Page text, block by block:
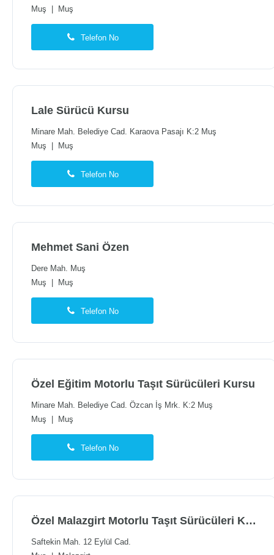
Muş
Muş
Telefon No
Lale Sürücü Kursu
Minare Mah. Belediye Cad. Karaova Pasajı K:2 Muş
Muş
Muş
Telefon No
Mehmet Sani Özen
Dere Mah. Muş
Muş
Muş
Telefon No
Özel Eğitim Motorlu Taşıt Sürücüleri Kursu
Minare Mah. Belediye Cad. Özcan İş Mrk. K:2 Muş
Muş
Muş
Telefon No
Özel Malazgirt Motorlu Taşıt Sürücüleri Kursu
Saftekin Mah. 12 Eylül Cad.